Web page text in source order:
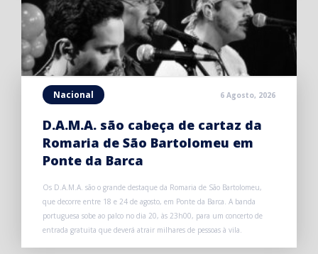
Nacional 6 Agosto, 2026
D.A.M.A. são cabeça de cartaz da
Romaria de São Bartolomeu em
Ponte da Barca
Os D.A.M.A. são o grande destaque da Romaria de São Bartolomeu,
que decorre entre 18 e 24 de agosto, em Ponte da Barca. A banda
portuguesa sobe ao palco no dia 20, às 23h00, para um concerto de
entrada gratuita que deverá atrair milhares de pessoas à vila.